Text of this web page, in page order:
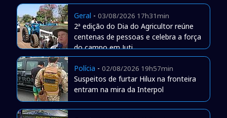
Geral - 03/08/2026 17h31min
2ª edição do Dia do Agricultor reúne
centenas de pessoas e celebra a força
do campo em Juti
Polícia - 02/08/2026 19h57min
Suspeitos de furtar Hilux na fronteira
entram na mira da Interpol